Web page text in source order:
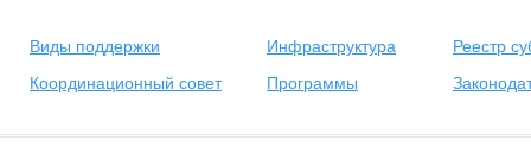
Виды поддержки Инфраструктура
Реестр
Координационный совет
Программы